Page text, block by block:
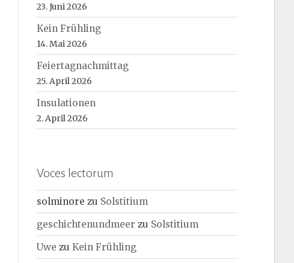
23. Juni 2026
Kein Frühling
14. Mai 2026
Feiertagnachmittag
25. April 2026
Insulationen
2. April 2026
Voces lectorum
solminore zu Solstitium
geschichtenundmeer zu Solstitium
Uwe zuKein Frühling